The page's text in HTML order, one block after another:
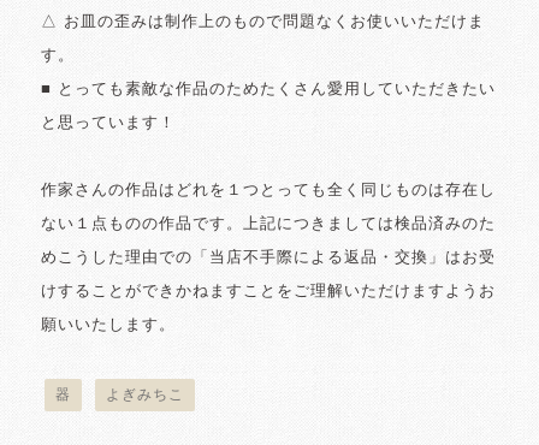
△ お皿の歪みは制作上のもので問題なくお使いいただけま
す。
■ とっても素敵な作品のためたくさん愛用していただきたい
と思っています！
作家さんの作品はどれを１つとっても全く同じものは存在し
ない１点ものの作品です。上記につきましては検品済みのた
めこうした理由での「当店不手際による返品・交換」はお受
けすることができかねますことをご理解いただけますようお
願いいたします。
器 よぎみちこ